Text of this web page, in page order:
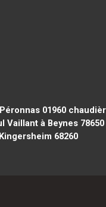
01960
à Beynes 78650
68260